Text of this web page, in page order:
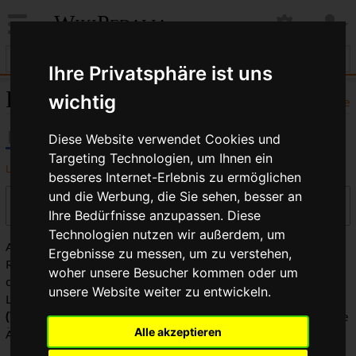
Ihre Privatsphäre ist uns
wichtig
Diese Website verwendet Cookies und
Targeting Technologien, um Ihnen ein
besseres Internet-Erlebnis zu ermöglichen
und die Werbung, die Sie sehen, besser an
Ihre Bedürfnisse anzupassen. Diese
Technologien nutzen wir außerdem, um
Ergebnisse zu messen, um zu verstehen,
woher unsere Besucher kommen oder um
unsere Website weiter zu entwickeln.
Alle akzeptieren
WikiPedalia
Hilfe
Derny: Versionsgeschichte
Logbücher dieser Seite anzeigen
Versionen filtern
Auswahl des Versionsunterschieds: Markiere die
Radiobuttons der zu vergleichenden Versionen und drücke
die Eingabetaste oder die Schaltfläche am unteren Rand.
Legende:(Aktuell)= Unterschied zur aktuellen Version,
(Vorherige)= Unterschied zur vorherigen Version,K= Kleine
Änderung